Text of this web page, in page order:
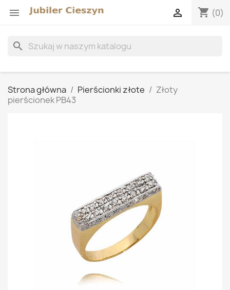
 shopping_cart (0)

search
Strona główna Pierścionki złote
Złoty
pierścionek PB43